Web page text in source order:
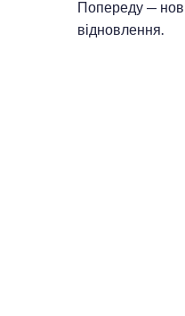
Попереду — нові
відновлення.